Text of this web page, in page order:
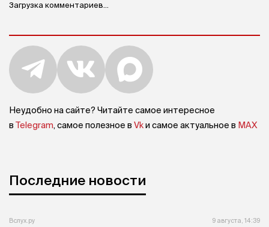
Загрузка комментариев...
Неудобно на сайте? Читайте самое интересное
в Telegram, самое полезное в Vkи самое актуальное в MAX
Последние новости
Вслух.ру 9 августа, 14:39